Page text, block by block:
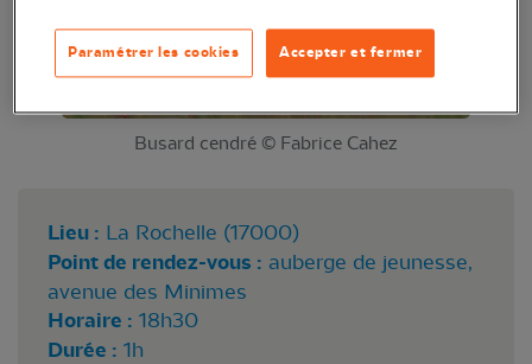
Busard cendré © Fabrice Cahez
Lieu : La Rochelle (17000)
Point de rendez-vous : auberge de jeunesse,
avenue des Minimes
Horaire : 18h30
Durée : 1h
Accepter et fermer
Paramétrer les cookies